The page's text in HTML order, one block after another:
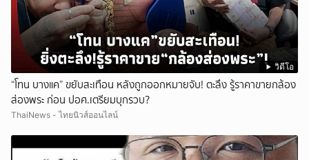
วิดีโอ
“โทน บางแค” ขยับสะเทือน หลังถูกออกหมายจับ! ตะลึง รู้ราคาขายกล้อง
ส่องพระ ก่อน ปอศ.เตรียมบุกรวบ?
ThaiNews - ไทยนิวส์ออนไลน์